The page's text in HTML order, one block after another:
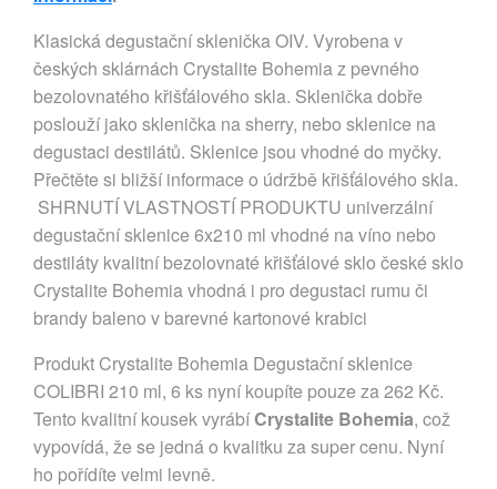
Klasická degustační sklenička OIV. Vyrobena v
českých sklárnách Crystalite Bohemia z pevného
bezolovnatého křišťálového skla. Sklenička dobře
poslouží jako sklenička na sherry, nebo sklenice na
degustaci destilátů. Sklenice jsou vhodné do myčky.
Přečtěte si bližší informace o údržbě křišťálového skla.
SHRNUTÍ VLASTNOSTÍ PRODUKTU univerzální
degustační sklenice 6x210 ml vhodné na víno nebo
destiláty kvalitní bezolovnaté křišťálové sklo české sklo
Crystalite Bohemia vhodná i pro degustaci rumu či
brandy baleno v barevné kartonové krabici
Produkt Crystalite Bohemia Degustační sklenice
COLIBRI 210 ml, 6 ks nyní koupíte pouze za 262 Kč.
Tento kvalitní kousek vyrábíCrystalite Bohemia, což
vypovídá, že se jedná o kvalitku za super cenu. Nyní
ho pořídíte velmi levně.